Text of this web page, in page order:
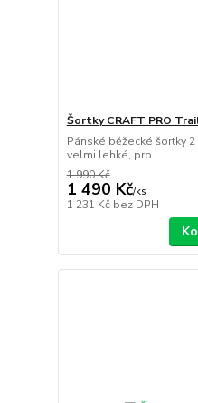
Šortky CRAFT PRO
Pánské běžecké šortky 2
velmi lehké, pro...
1 990 Kč
1 490 Kč/ks
1 231 Kč bez DPH